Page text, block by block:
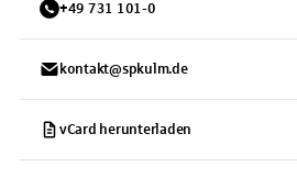
+49 731 101-0
kontakt@spkulm.de
vCard herunterladen